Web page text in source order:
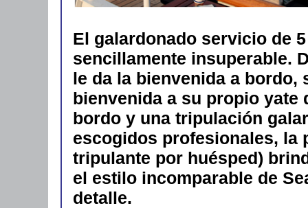
El galardonado servicio de
sencillamente insuperable.
le da la bienvenida a
bienvenida a su propio yate
bordo y una tripulación
escogidos profesionales, la
tripulante por huésped)
el estilo incomparable de
detalle.